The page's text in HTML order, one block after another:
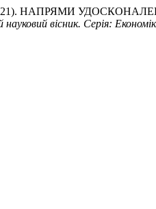
(2021). НАПРЯМИ
науковий вісник. Серія: